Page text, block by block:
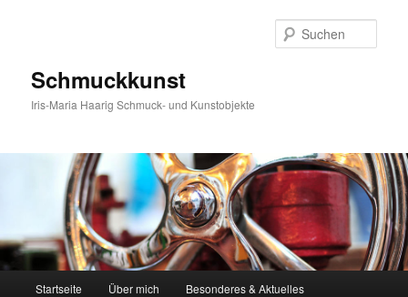
Schmuckkunst
Iris-Maria Haarig Schmuck- und Kunstobjekte
Startseite Über mich Besonderes & Aktuelles